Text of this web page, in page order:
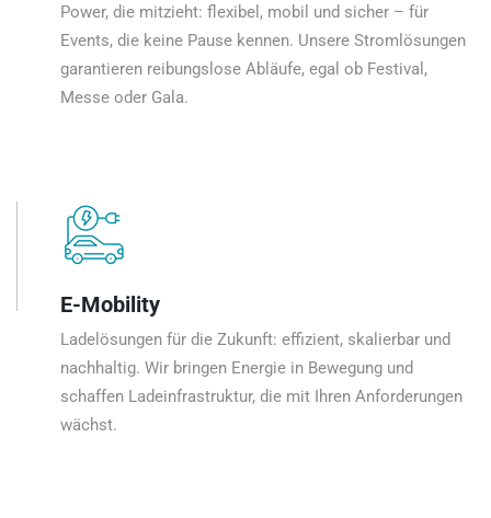
Power, die mitzieht: flexibel, mobil und sicher – für
Events, die keine Pause kennen. Unsere Stromlösungen
garantieren reibungslose Abläufe, egal ob Festival,
Messe oder Gala.
E-Mobility
Ladelösungen für die Zukunft: effizient, skalierbar und
nachhaltig. Wir bringen Energie in Bewegung und
schaffen Ladeinfrastruktur, die mit Ihren Anforderungen
wächst.